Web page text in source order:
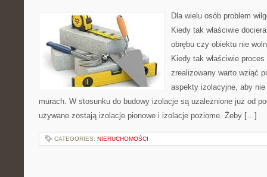
Dla wielu osób problem
Kiedy tak właściwie
obrębu czy obiektu nie
Kiedy tak właściwie
zrealizowany warto wziąć
aspekty izolacyjne, aby nie
murach. W stosunku do budowy izolacje są uzależnione już od
używane zostają izolacje pionowe i izolacje poziome. Żeby […]
CATEGORIES: NIERUCHOMOŚCI